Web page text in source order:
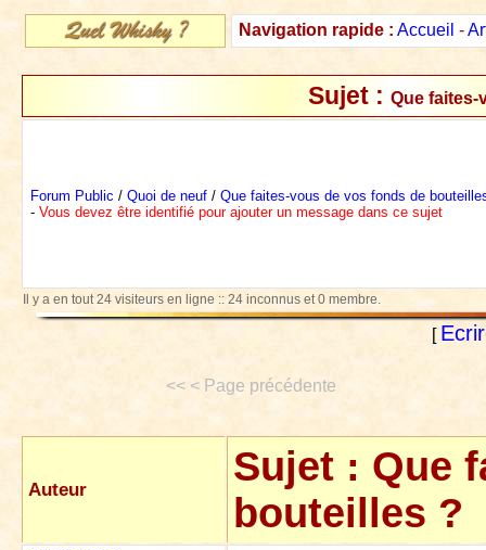
Navigation rapide : Accueil -
Sujet : Que
Forum Public / Quoi de neuf / Que faites-vous de vos fonds de
- Vous devez être identifié pour ajouter un message dans ce sujet
Il y a en tout 24 visiteurs en ligne :: 24 inconnus et 0 membre.
[
<< < Page précédente
Auteur Sujet : Que
bouteilles ?